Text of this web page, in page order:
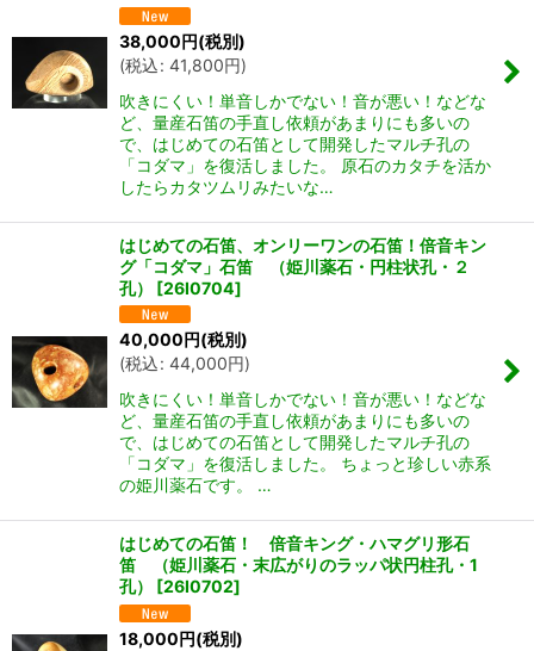
絞り込む
38,000円(税別)
(税込: 41,800円)
吹きにくい！単音しかでない！音が悪い！などな
ど、量産石笛の手直し依頼があまりにも多いの
で、はじめての石笛として開発したマルチ孔の
「コダマ」を復活しました。 原石のカタチを活か
したらカタツムリみたいな…
はじめての石笛、オンリーワンの石笛！倍音キン
グ「コダマ」石笛 （姫川薬石・円柱状孔・２
孔）
[26I0704]
40,000円(税別)
(税込: 44,000円)
吹きにくい！単音しかでない！音が悪い！などな
ど、量産石笛の手直し依頼があまりにも多いの
で、はじめての石笛として開発したマルチ孔の
「コダマ」を復活しました。 ちょっと珍しい赤系
の姫川薬石です。 …
はじめての石笛！ 倍音キング・ハマグリ形石
笛 （姫川薬石・末広がりのラッパ状円柱孔・1
孔）
[26I0702]
18,000円(税別)